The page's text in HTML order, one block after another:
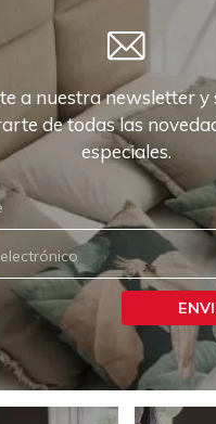
a nuestra newsletter y
de todas las
especiales.